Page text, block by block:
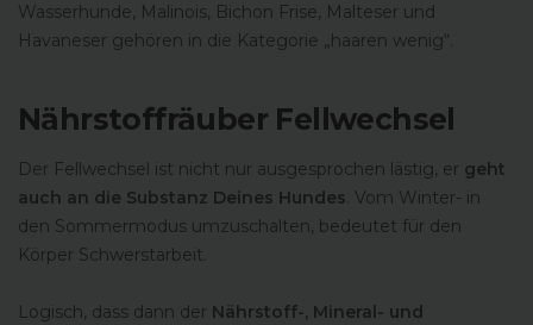
Wasserhunde, Malinois, Bichon Frise, Malteser und
Havaneser gehören in die Kategorie „haaren wenig“.
Nährstoffräuber Fellwechsel
Der Fellwechsel ist nicht nur ausgesprochen lästig, er geht
auch an die Substanz Deines Hundes. Vom Winter- in
den Sommermodus umzuschalten, bedeutet für den
Körper Schwerstarbeit.
Logisch, dass dann der Nährstoff-, Mineral- und